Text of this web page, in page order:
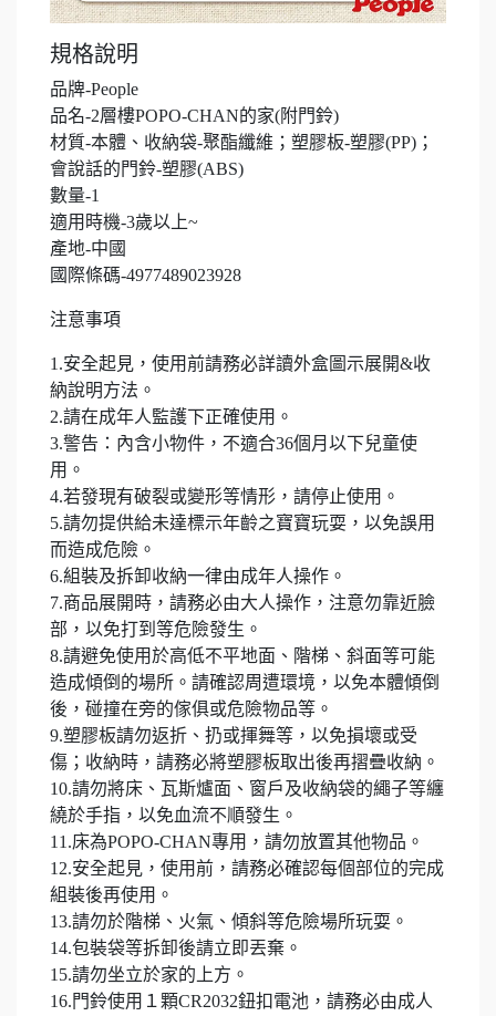
規格說明
品牌-People
品名-2層樓POPO-CHAN的家(附門鈴)
材質-本體、收納袋-聚酯纖維；塑膠板-塑膠(PP)；
會說話的門鈴-塑膠(ABS)
數量-1
適用時機-3歲以上~
產地-中國
國際條碼-4977489023928
注意事項
1.安全起見，使用前請務必詳讀外盒圖示展開&收
納說明方法。
2.請在成年人監護下正確使用。
3.警告：內含小物件，不適合36個月以下兒童使
用。
4.若發現有破裂或變形等情形，請停止使用。
5.請勿提供給未達標示年齡之寶寶玩耍，以免誤用
而造成危險。
6.組裝及拆卸收納一律由成年人操作。
7.商品展開時，請務必由大人操作，注意勿靠近臉
部，以免打到等危險發生。
8.請避免使用於高低不平地面、階梯、斜面等可能
造成傾倒的場所。請確認周遭環境，以免本體傾倒
後，碰撞在旁的傢俱或危險物品等。
9.塑膠板請勿返折、扔或揮舞等，以免損壞或受
傷；收納時，請務必將塑膠板取出後再摺疊收納。
10.請勿將床、瓦斯爐面、窗戶及收納袋的繩子等纏
繞於手指，以免血流不順發生。
11.床為POPO-CHAN專用，請勿放置其他物品。
12.安全起見，使用前，請務必確認每個部位的完成
組裝後再使用。
13.請勿於階梯、火氣、傾斜等危險場所玩耍。
14.包裝袋等拆卸後請立即丟棄。
15.請勿坐立於家的上方。
16.門鈴使用１顆CR2032鈕扣電池，請務必由成人